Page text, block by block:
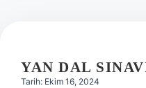
YAN DAL
Tarih: Ekim 16, 2024